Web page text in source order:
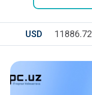
USD 11886.72